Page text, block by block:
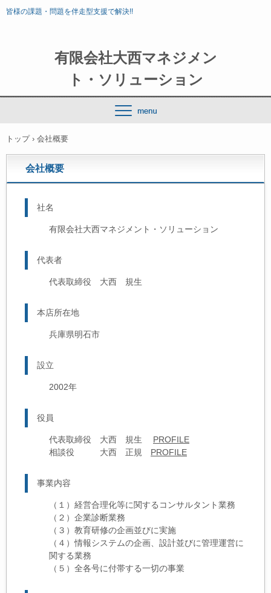
有限会社大西マネジメン
ト・ソリューション
皆様の課題・問題を伴走型支援で解決!!
トップ › 会社概要
会社概要
社名
有限会社大西マネジメント・ソリューション
代表者
代表取締役 大西 規生
本店所在地
兵庫県明石市
設立
2002年
役員
代表取締役 大西 規生
PROFILE
相談役 大西 正規
PROFILE
事業内容
（１）経営合理化等に関するコンサルタント業務
（２）企業診断業務
（３）教育研修の企画並びに実施
（４）情報システムの企画、設計並びに管理運営に
関する業務
（５）全各号に付帯する一切の事業